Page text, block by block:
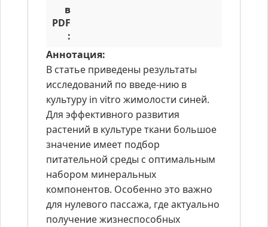
в
PDF
:
Аннотация:
В статье приведены результаты
исследований по введе-нию в
культуру in vitro жимолости синей.
Для эффективного развития
растений в культуре ткани большое
значение имеет подбор
питательной среды с оптимальным
набором минеральных
компонентов. Особенно это важно
для нулевого пассажа, где актуально
получение жизнеспособных